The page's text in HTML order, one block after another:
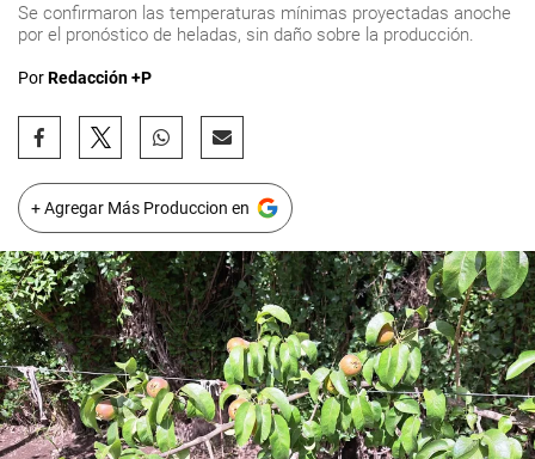
Se confirmaron las temperaturas mínimas proyectadas anoche
por el pronóstico de heladas, sin daño sobre la producción.
PorRedacción +P
+ Agregar Más Produccion en